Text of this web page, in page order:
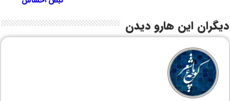
دیگران این هارو دیدن